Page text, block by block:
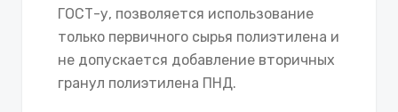
ГОСТ-у, позволяется использование
только первичного сырья полиэтилена и
не допускается добавление вторичных
гранул полиэтилена ПНД.